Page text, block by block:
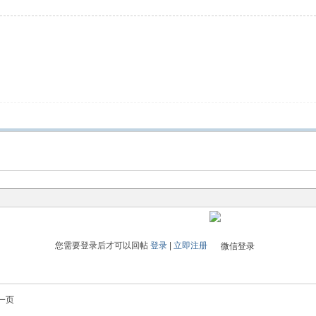
您需要登录后才可以回帖 登录 立即注册
页